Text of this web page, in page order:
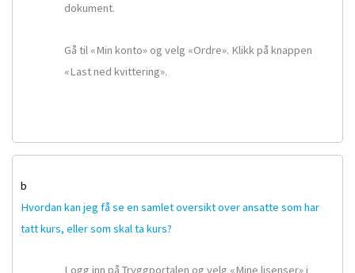
dokument.
Gå til «Min konto» og velg «Ordre». Klikk på knappen
«Last ned kvittering».
b
Hvordan kan jeg få se en samlet oversikt over ansatte som har
tatt kurs, eller som skal ta kurs?
Logg inn på Tryggportalen og velg «Mine lisenser» i